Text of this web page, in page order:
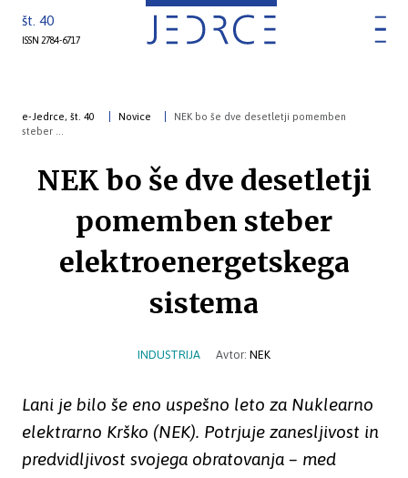
št. 40
ISSN 2784-6717
e-Jedrce, št. 40 Novice
NEK bo še dve desetletji pomemben
steber ...
NEK bo še dve desetletji
pomemben steber
elektroenergetskega
sistema
INDUSTRIJA Avtor:NEK
Lani je bilo še eno uspešno leto za Nuklearno
elektrarno Krško (NEK). Potrjuje zanesljivost in
predvidljivost svojega obratovanja – med